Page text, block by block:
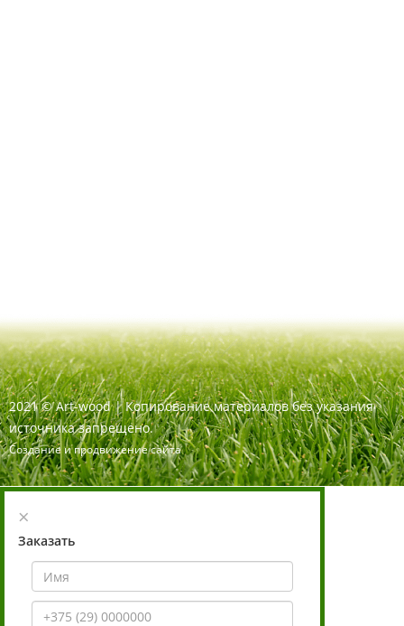
2021 ©Art-wood |Копирование материалов без указания
источника запрещено.
Создание и продвижение сайта
×
Заказать